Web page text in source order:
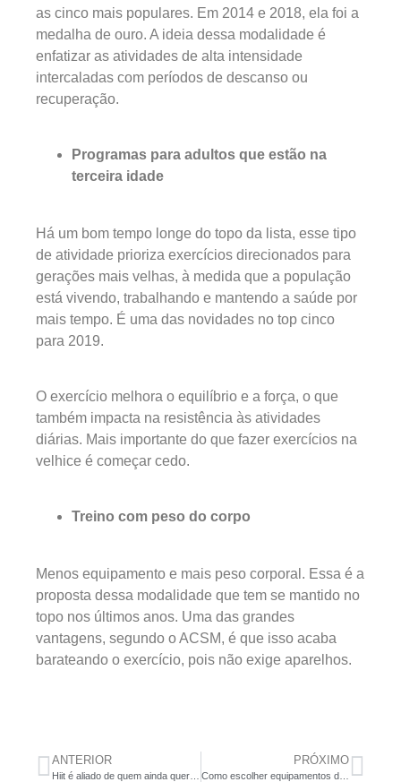
as cinco mais populares. Em 2014 e 2018, ela foi a
medalha de ouro. A ideia dessa modalidade é
enfatizar as atividades de alta intensidade
intercaladas com períodos de descanso ou
recuperação.
Programas para adultos que estão na
terceira idade
Há um bom tempo longe do topo da lista, esse tipo
de atividade prioriza exercícios direcionados para
gerações mais velhas, à medida que a população
está vivendo, trabalhando e mantendo a saúde por
mais tempo. É uma das novidades no top cinco
para 2019.
O exercício melhora o equilíbrio e a força, o que
também impacta na resistência às atividades
diárias. Mais importante do que fazer exercícios na
velhice é começar cedo.
Treino com peso do corpo
Menos equipamento e mais peso corporal. Essa é a
proposta dessa modalidade que tem se mantido no
topo nos últimos anos. Uma das grandes
vantagens, segundo o ACSM, é que isso acaba
barateando o exercício, pois não exige aparelhos.
ANTERIOR PRÓXIMO
Como escolher equipamentos de musculação para a sua academia?